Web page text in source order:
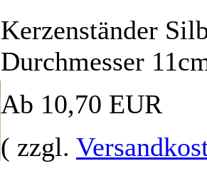
Kerzenständer
Durchmesser
Ab 10,70 EUR
( zzgl.